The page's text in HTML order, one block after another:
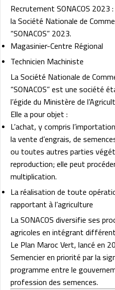
Recrutement SONACOS
la Société Nationale de
“SONACOS” 2023.
Magasinier-Centre Régional
Technicien Machiniste
La Société Nationale de
“SONACOS” est une société
l’égide du Ministère de
Elle a pour objet :
L’achat, y compris
la vente d’engrais, de
ou toutes autres parties
reproduction; elle peut
multiplication.
La réalisation de toute
rapportant à l’agriculture
La SONACOS diversifie ses
agricoles en intégrant
Le Plan Maroc Vert, lancé en
Semencier en priorité par la
programme entre le
profession des semences.